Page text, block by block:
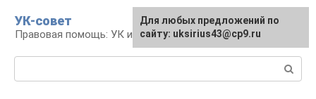
контенту
УК-совет
Правовая помощь: УК и УПК
Для любых предложений по
сайту: uksirius43@cp9.ru